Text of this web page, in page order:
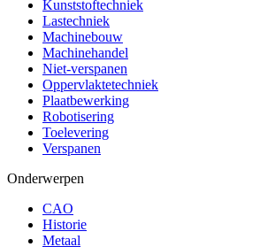
Kunststoftechniek
Lastechniek
Machinebouw
Machinehandel
Niet-verspanen
Oppervlaktetechniek
Plaatbewerking
Robotisering
Toelevering
Verspanen
Onderwerpen
CAO
Historie
Metaal